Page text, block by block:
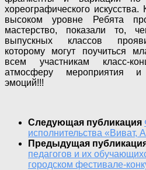
хореографического
высоком уровне Ребята
мастерство, показали то,
выпускных классов
которому могут поучиться
всем участникам класс-
атмосферу мероприятия
эмоций!!!
Следующая публикация
исполнительства «Виват,
Предыдущая
педагогов и их
городском фестивале-